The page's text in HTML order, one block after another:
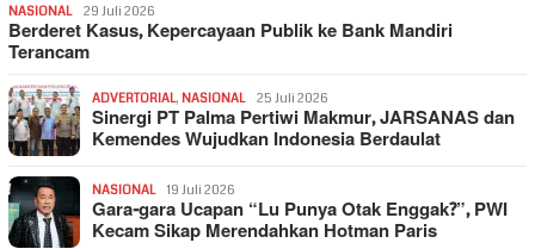
NASIONAL 29 Juli 2026
Berderet Kasus, Kepercayaan Publik ke Bank Mandiri
Terancam
ADVERTORIAL, NASIONAL 25 Juli 2026
Sinergi PT Palma Pertiwi Makmur, JARSANAS dan
Kemendes Wujudkan Indonesia Berdaulat
NASIONAL 19 Juli 2026
Gara-gara Ucapan “Lu Punya Otak Enggak?”, PWI
Kecam Sikap Merendahkan Hotman Paris